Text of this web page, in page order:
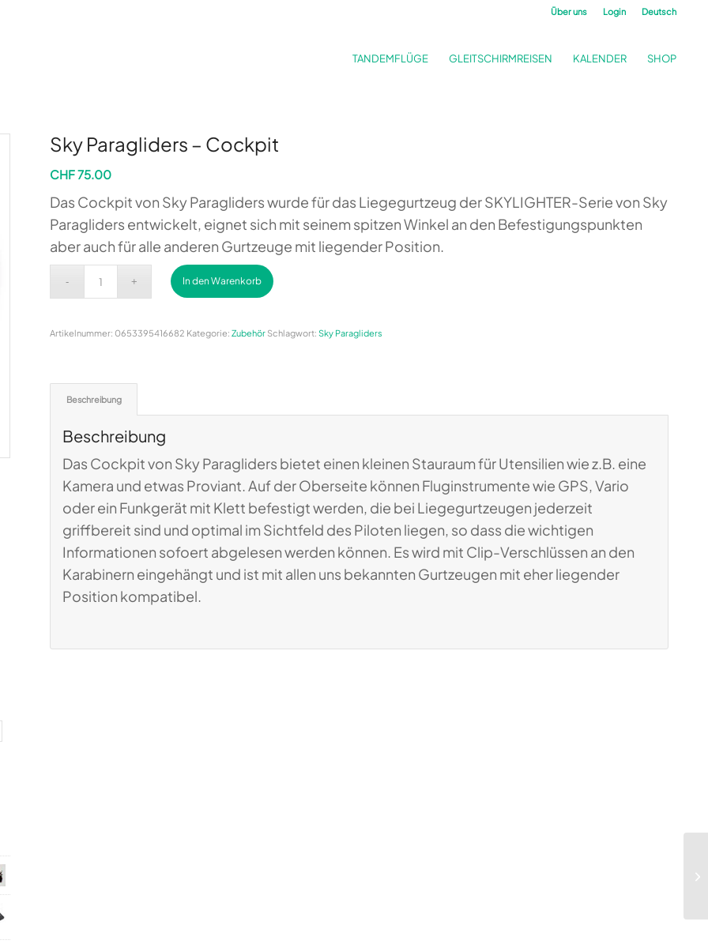
Über uns Login Deutsch
TANDEMFLÜGE GLEITSCHIRMREISEN KALENDER SHOP
Sky Paragliders – Cockpit
CHF75.00
Das Cockpit von Sky Paragliders wurde für das Liegegurtzeug der SKYLIGHTER-Serie von Sky
Paragliders entwickelt, eignet sich mit seinem spitzen Winkel an den Befestigungspunkten
aber auch für alle anderen Gurtzeuge mit liegender Position.
In den Warenkorb
Artikelnummer: 0653395416682 Kategorie: Zubehör Schlagwort: Sky Paragliders
Beschreibung
Beschreibung
Das Cockpit von Sky Paragliders bietet einen kleinen Stauraum für Utensilien wie z.B. eine
Kamera und etwas Proviant. Auf der Oberseite können Fluginstrumente wie GPS, Vario
oder ein Funkgerät mit Klett befestigt werden, die bei Liegegurtzeugen jederzeit
griffbereit sind und optimal im Sichtfeld des Piloten liegen, so dass die wichtigen
Informationen sofoert abgelesen werden können. Es wird mit Clip-Verschlüssen an den
Karabinern eingehängt und ist mit allen uns bekannten Gurtzeugen mit eher liegender
Position kompatibel.